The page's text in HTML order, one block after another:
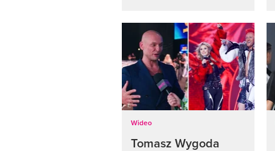
Wideo
Tomasz Wygoda